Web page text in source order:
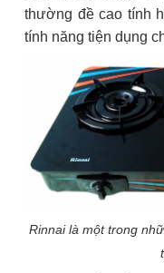
thường đề cao tính
tính năng tiện dụng
Rinnai là một trong